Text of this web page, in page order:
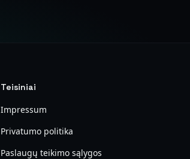
Teisiniai
Impressum
Privatumo politika
Paslaugų teikimo sąlygos